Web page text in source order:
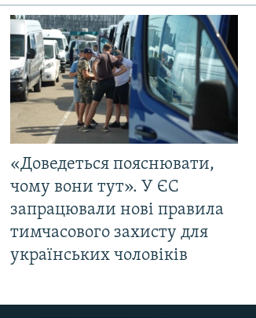
«Доведеться пояснювати,
чому вони тут». У ЄС
запрацювали нові правила
тимчасового захисту для
українських чоловіків